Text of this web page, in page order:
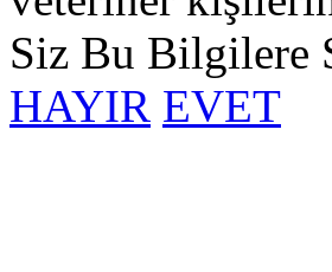
Siz Bu Bilgilere
HAYIR EVET